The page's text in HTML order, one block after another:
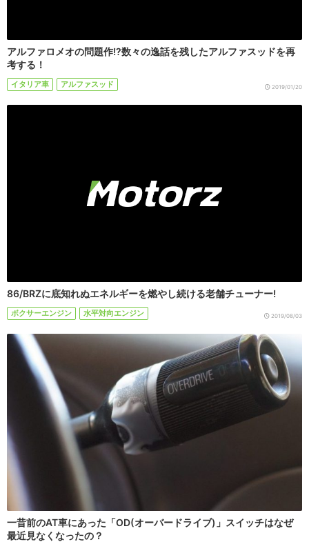
アルファロメオの問題作!?数々の逸話を残したアルファスッドを再
考する！
イタリア車 アルファスッド 2019/01/20
86/BRZに底知れぬエネルギーを燃やし続ける老舗チューナー!
ボクサーエンジン 水平対向エンジン 2019/08/03
一昔前のAT車にあった「OD(オーバードライブ)」スイッチはなぜ
最近見なくなったの？